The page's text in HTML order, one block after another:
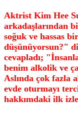
Aktrist Kim Hee
arkadaşlarından
soğuk ve hassas
düşünüyorsun?"
cevapladı;
benim alkolik ve
Aslında çok fazla
evde oturmayı
hakkımdaki ilk